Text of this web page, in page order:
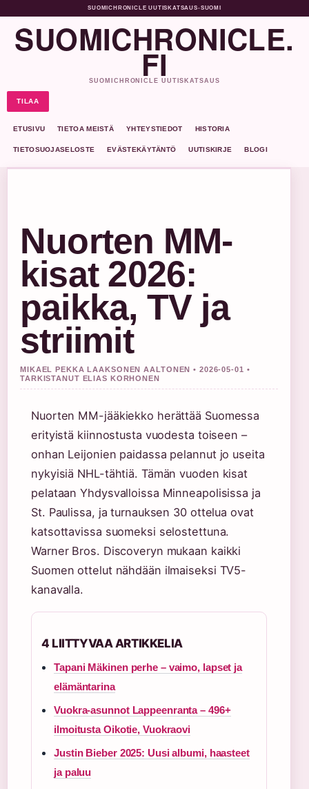
SUOMICHRONICLE UUTISKATSAUS•SUOMI
SUOMICHRONICLE.
FI
SUOMICHRONICLE UUTISKATSAUS
TILAA
ETUSIVU TIETOA MEISTÄ YHTEYSTIEDOT HISTORIA
TIETOSUOJASELOSTE EVÄSTEKÄYTÄNTÖ UUTISKIRJE BLOGI
Nuorten MM-
kisat 2026:
paikka, TV ja
striimit
MIKAEL PEKKA LAAKSONEN AALTONEN • 2026-05-01 •
TARKISTANUT ELIAS KORHONEN
Nuorten MM-jääkiekko herättää Suomessa
erityistä kiinnostusta vuodesta toiseen –
onhan Leijonien paidassa pelannut jo useita
nykyisiä NHL-tähtiä. Tämän vuoden kisat
pelataan Yhdysvalloissa Minneapolisissa ja
St. Paulissa, ja turnauksen 30 ottelua ovat
katsottavissa suomeksi selostettuna.
Warner Bros. Discoveryn mukaan kaikki
Suomen ottelut nähdään ilmaiseksi TV5-
kanavalla.
4 LIITTYVAA ARTIKKELIA
Tapani Mäkinen perhe – vaimo, lapset ja
elämäntarina
Vuokra-asunnot Lappeenranta – 496+
ilmoitusta Oikotie, Vuokraovi
Justin Bieber 2025: Uusi albumi, haasteet
ja paluu